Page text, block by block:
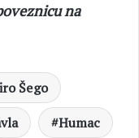
na
Šego
Humac